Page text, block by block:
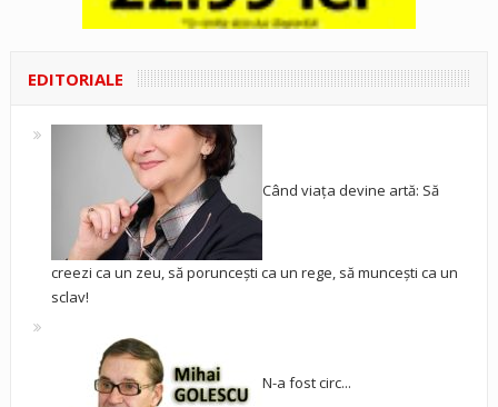
EDITORIALE
Când viața devine artă: Să
creezi ca un zeu, să poruncești ca un rege, să muncești ca un
sclav!
N-a fost circ...